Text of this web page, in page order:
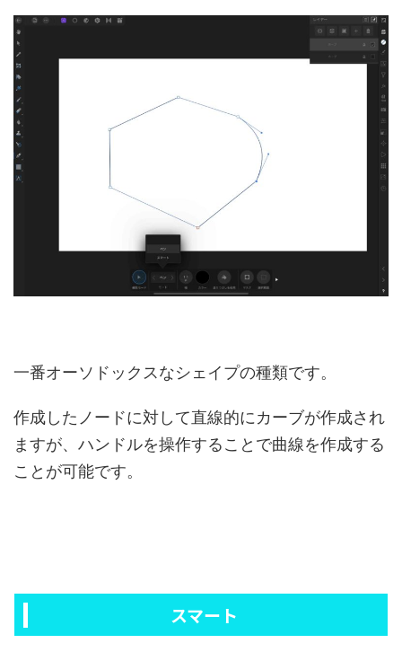
一番オーソドックスなシェイプの種類です。
作成したノードに対して直線的にカーブが作成され
ますが、ハンドルを操作することで曲線を作成する
ことが可能です。
スマート